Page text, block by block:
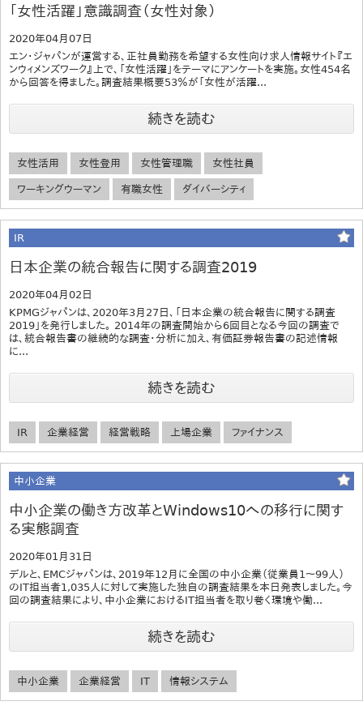
「女性活躍」意識調査（女性対象）
2020年04月07日
エン・ジャパンが運営する、正社員勤務を希望する女性向け求人情報サイト『エ
ンウィメンズワーク』上で、「女性活躍」をテーマにアンケートを実施。女性454名
から回答を得ました。調査結果概要53％が「女性が活躍...
続きを読む
女性活用 女性登用 女性管理職 女性社員
ワーキングウーマン 有職女性 ダイバーシティ
IR
日本企業の統合報告に関する調査2019
2020年04月02日
KPMGジャパンは、2020年3月27日、「日本企業の統合報告に関する調査
2019」を発行しました。 2014年の調査開始から6回目となる今回の調査で
は、統合報告書の継続的な調査・分析に加え、有価証券報告書の記述情報
に...
続きを読む
IR 企業経営 経営戦略 上場企業 ファイナンス
中小企業
中小企業の働き方改革とWindows10への移行に関す
る実態調査
2020年01月31日
デルと、EMCジャパンは、2019年12月に全国の中小企業（従業員1～99人）
のIT担当者1,035人に対して実施した独自の調査結果を本日発表しました。今
回の調査結果により、中小企業におけるIT担当者を取り巻く環境や働...
続きを読む
中小企業 企業経営 IT 情報システム